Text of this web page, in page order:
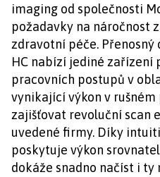
imaging od společnosti
požadavky na náročnost
zdravotní péče.
HC nabízí jediné
pracovních postupů v
vynikající výkon v
zajišťovat revoluční scan
uvedené firmy. Díky
poskytuje výkon
dokáže snadno načíst i